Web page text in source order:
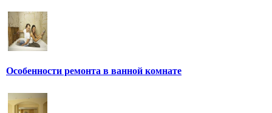
Особенности ремонта в ванной комнате